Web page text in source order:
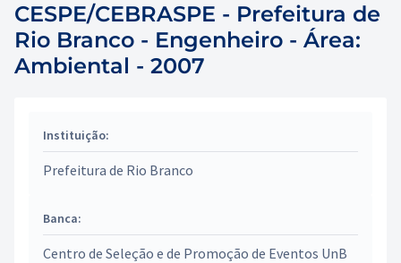
CESPE/CEBRASPE - Prefeitura de
Rio Branco - Engenheiro - Área:
Ambiental - 2007
Instituição:
Prefeitura de Rio Branco
Banca:
Centro de Seleção e de Promoção de Eventos UnB